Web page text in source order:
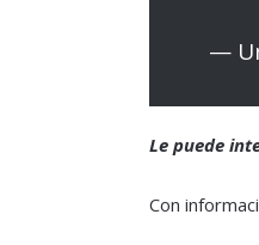
—
Le puede
Con